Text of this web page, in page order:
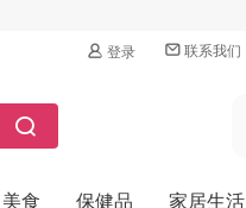
登录 联系我们
美食 保健品 家居生活